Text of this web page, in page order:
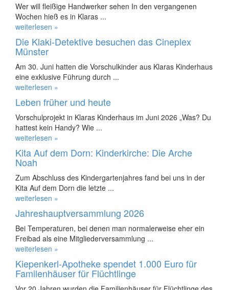
Wer will fleißige Handwerker sehen In den vergangenen
Wochen hieß es in Klaras ...
weiterlesen »
Die Klaki-Detektive besuchen das Cineplex
Münster
Am 30. Juni hatten die Vorschulkinder aus Klaras Kinderhaus
eine exklusive Führung durch ...
weiterlesen »
Leben früher und heute
Vorschulprojekt in Klaras Kinderhaus im Juni 2026 „Was? Du
hattest kein Handy? Wie ...
weiterlesen »
Kita Auf dem Dorn: Kinderkirche: Die Arche
Noah
Zum Abschluss des Kindergartenjahres fand bei uns in der
Kita Auf dem Dorn die letzte ...
weiterlesen »
Jahreshauptversammlung 2026
Bei Temperaturen, bei denen man normalerweise eher ein
Freibad als eine Mitgliederversammlung ...
weiterlesen »
Kiepenkerl-Apotheke spendet 1.000 Euro für
Familenhäuser für Flüchtlinge